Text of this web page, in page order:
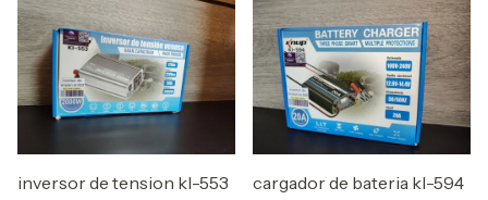
inversor de tension kl-553 cargador de bateria kl-594